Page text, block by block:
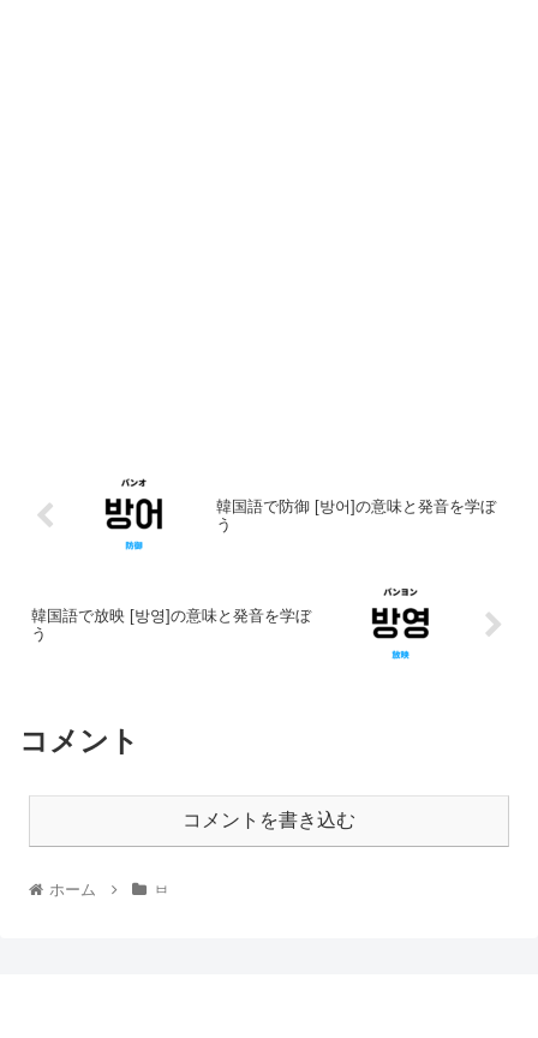
韓国語で防御 [방어]の意味と発音を学ぼ
う
韓国語で放映 [방영]の意味と発音を学ぼ
う
コメント
コメントを書き込む
ホーム ㅂ